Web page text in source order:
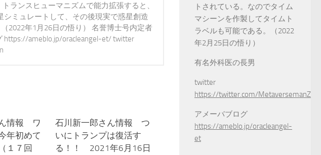
ランスヒューマニズムで能力拡張すると、
シミュレートして、その後現実で惑星創造
2022年1月26日の悟り） 名誉博士号内定者
https://ameblo.jp/oracleangel-et/ twitter
情報 ワ
年初めて
１７回
石川新一郎さん情報 つ
いにトランプは復活す
る！！ 2021年6月16日
トされている。なのでタイム
マシーンを作製してタイムト
ラベルも可能である。（2022
年2月25日の悟り）
有名外科医の長男
twitter
https://twitter.com/MetaversemanZ
アメーバブログ
https://ameblo.jp/oracleangel-
et